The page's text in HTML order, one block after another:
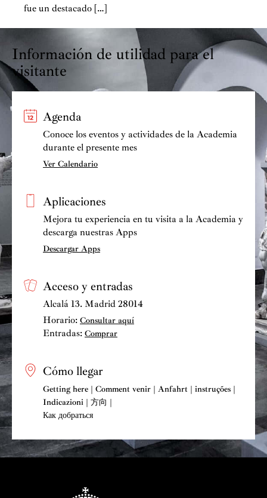
fue un destacado […]
Información de utilidad para el
visitante
Agenda
Conoce los eventos y actividades de la Academia
durante el presente mes
Ver Calendario
Aplicaciones
Mejora tu experiencia en tu visita a la Academia y
descarga nuestras Apps
Descargar Apps
Acceso y entradas
Alcalá 13. Madrid 28014
Horario: Consultar aquí
Entradas: Comprar
Cómo llegar
Getting here | Comment venir | Anfahrt | instruções |
Indicazioni | 方向 |
Как добраться